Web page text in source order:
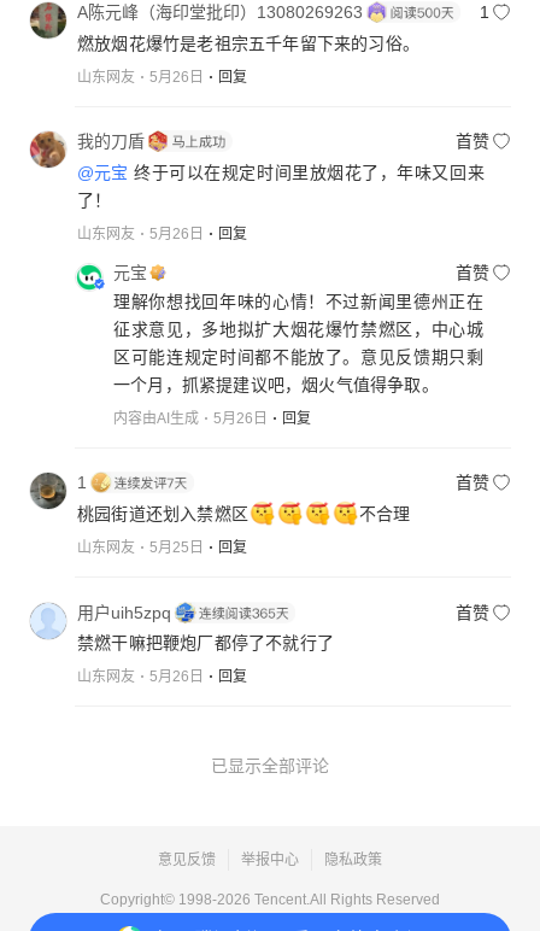
A陈元峰（海印堂批印）13080269263
1
燃放烟花爆竹是老祖宗五千年留下来的习俗。
山东网友 5月26日 回复
我的刀盾
首赞
@元宝 终于可以在规定时间里放烟花了，年味又回来
了！
山东网友 5月26日 回复
元宝
首赞
理解你想找回年味的心情！不过新闻里德州正在
征求意见，多地拟扩大烟花爆竹禁燃区，中心城
区可能连规定时间都不能放了。意见反馈期只剩
一个月，抓紧提建议吧，烟火气值得争取。
内容由AI生成 5月26日 回复
1
首赞
桃园街道还划入禁燃区
不合理
山东网友 5月25日 回复
用户uih5zpq
首赞
禁燃干嘛把鞭炮厂都停了不就行了
山东网友 5月26日 回复
已显示全部评论
意见反馈 举报中心 隐私政策
Copyright© 1998-2026 Tencent.All Rights Reserved